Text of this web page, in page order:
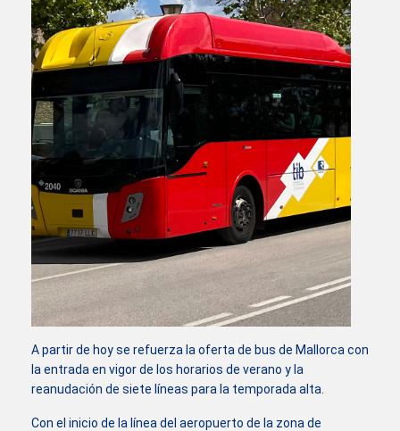
A partir de hoy se refuerza la oferta de bus de Mallorca con
la entrada en vigor de los horarios de verano y la
reanudación de siete líneas para la temporada alta.
Con el inicio de la línea del aeropuerto de la zona de